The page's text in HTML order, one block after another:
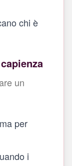
chi è
un
per
i